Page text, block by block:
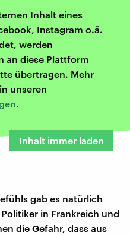
Inhalt eines
Instagram o.ä.
werden
an diese Plattform
übertragen. Mehr
unseren
.
Inhalt immer laden
gab es natürlich
in Frankreich und
die Gefahr, dass aus